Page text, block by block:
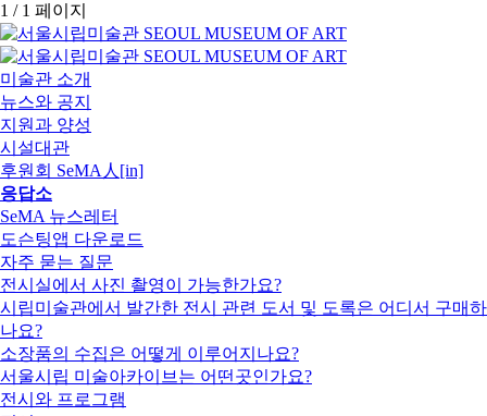
1 / 1 페이지
미술관 소개
뉴스와 공지
지원과 양성
시설대관
후원회 SeMA人[in]
응답소
SeMA 뉴스레터
도슨팅앱 다운로드
자주 묻는 질문
전시실에서 사진 촬영이 가능한가요?
시립미술관에서 발간한 전시 관련 도서 및 도록은 어디서 구매하
나요?
소장품의 수집은 어떻게 이루어지나요?
서울시립 미술아카이브는 어떤곳인가요?
전시와 프로그램